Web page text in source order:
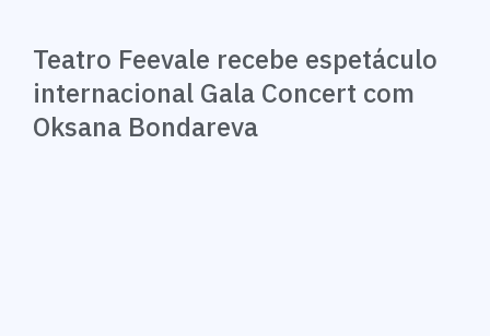
Teatro Feevale recebe espetáculo
internacional Gala Concert com
Oksana Bondareva